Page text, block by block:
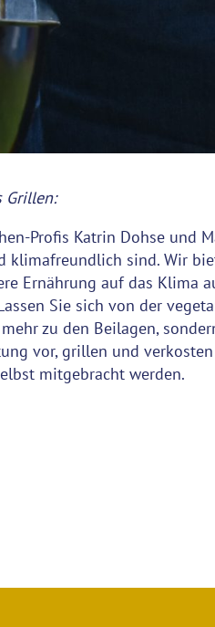
Grillen:
Profis Katrin Dohse und
klimafreundlich sind. Wir
Ernährung auf das Klima
Sie sich von der
zu den Beilagen,
vor, grillen und
mitgebracht werden.